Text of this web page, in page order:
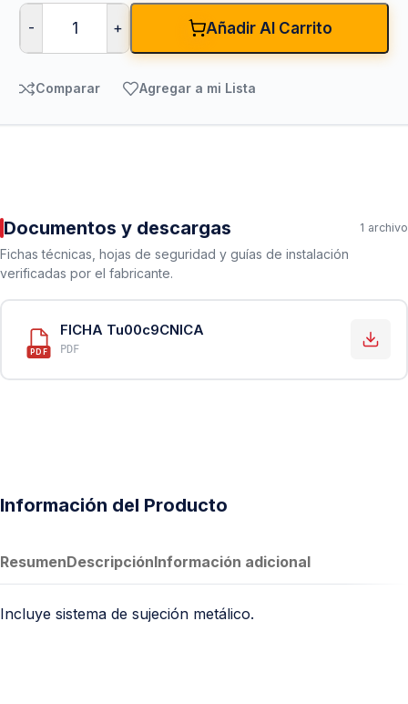
- + Añadir Al Carrito
Comparar Agregar a mi Lista
Documentos y descargas 1 archivo
Fichas técnicas, hojas de seguridad y guías de instalación
verificadas por el fabricante.
PDF
FICHA Tu00c9CNICA
PDF
Información del Producto
ResumenDescripciónInformación adicional
Incluye sistema de sujeción metálico.